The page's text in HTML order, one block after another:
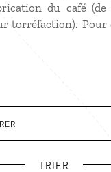
du café
torréfaction). Pour
produit sur place
TRIER